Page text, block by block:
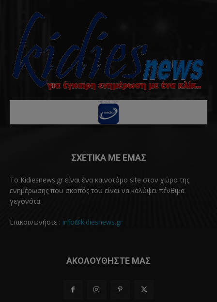
ΣΧΕΤΙΚΑ ΜΕ ΕΜΑΣ
Το Kidiesnews.gr είναι ένα καινοτόμο site στον χώρο της
ενημέρωσης που σκοπός του είναι να καλύψει πένθιμα
γεγονότα.
Επικοινωνήστε : info@kidiesnews.gr
ΑΚΟΛΟΥΘΗΣΤΕ ΜΑΣ